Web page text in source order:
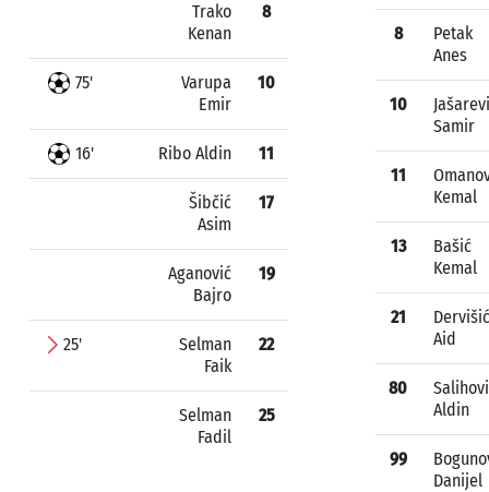
Trako
Kenan
8
75'
Varupa
Emir
10
16' Ribo Aldin 11
Šibčić
Asim
17
Aganović
Bajro
19
25'
Selman
Faik
22
Selman
Fadil
25
8
Petak
Anes
10
Samir
11
Kemal
13
Bašić
Kemal
21
Dervišić
Aid
80
Aldin
99
Danijel